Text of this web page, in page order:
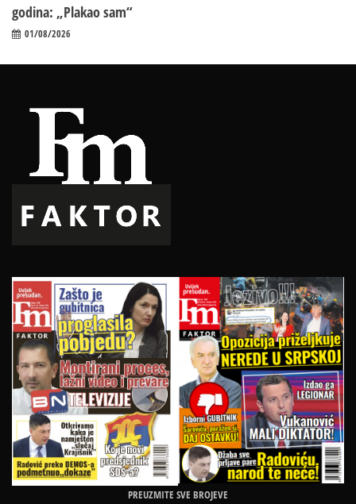
godina: „Plakao sam“
01/08/2026
PREUZMITE SVE BROJEVE